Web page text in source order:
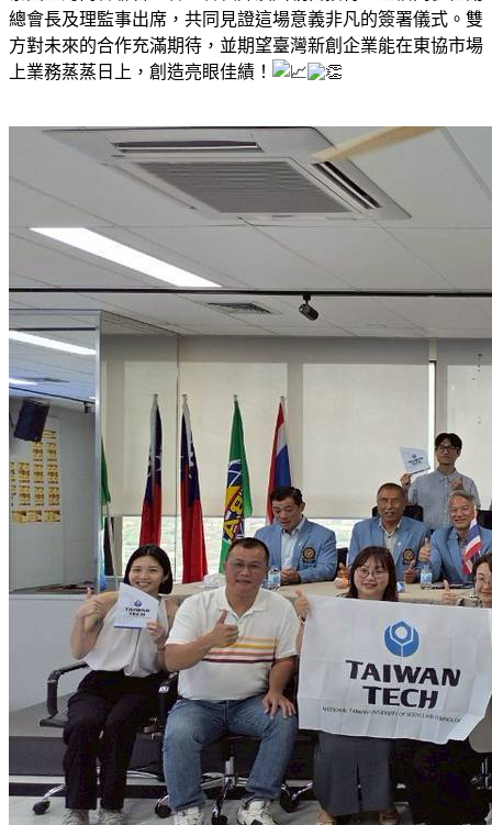
總會長及理監事出席，共同見證這場意義非凡的簽署儀式。雙
方對未來的合作充滿期待，並期望臺灣新創企業能在東協市場
上業務蒸蒸日上，創造亮眼佳績！